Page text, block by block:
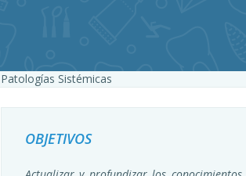
Sistémicas
OBJETIVOS